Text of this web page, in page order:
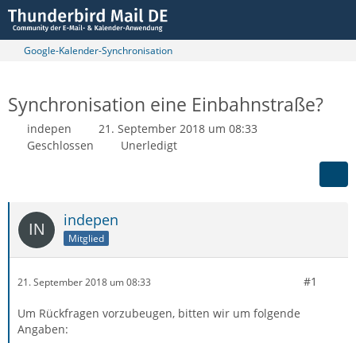
Google-Kalender-Synchronisation
Synchronisation eine Einbahnstraße?
indepen
21. September 2018 um 08:33
Geschlossen
Unerledigt
indepen
Mitglied
21. September 2018 um 08:33 #1
Um Rückfragen vorzubeugen, bitten wir um folgende
Angaben: